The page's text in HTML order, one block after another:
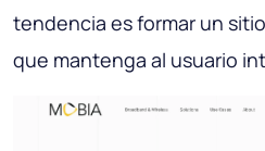
tendencia es formar un
que mantenga al usuario